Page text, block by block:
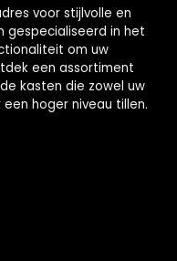
voor stijlvolle en
gespecialiseerd in het
om uw
een assortiment
kasten die zowel uw
hoger niveau tillen.